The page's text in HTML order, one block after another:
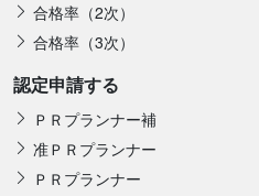
合格率（2次）
合格率（3次）
認定申請する
ＰＲプランナー補
准ＰＲプランナー
ＰＲプランナー